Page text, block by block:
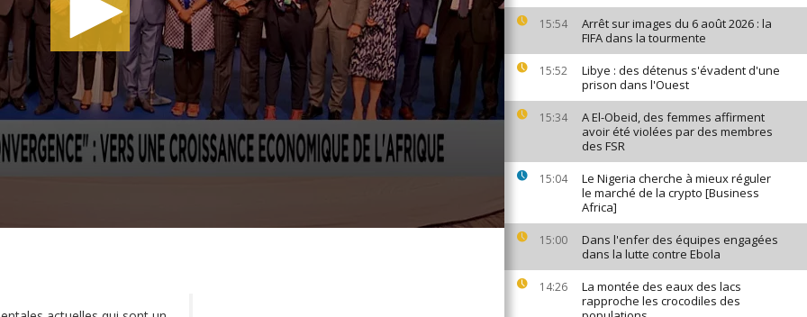
15:54
Arrêt sur images du 6 août 2026 : la
FIFA dans la tourmente
15:52
Libye : des détenus s'évadent d'une
prison dans l'Ouest
15:34
A El-Obeid, des femmes affirment
avoir été violées par des membres
des FSR
15:04
Le Nigeria cherche à mieux réguler
le marché de la crypto [Business
Africa]
15:00
Dans l'enfer des équipes engagées
dans la lutte contre Ebola
14:26
La montée des eaux des lacs
rapproche les crocodiles des